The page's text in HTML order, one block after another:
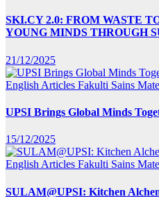
SKI.CY 2.0: FROM WASTE
YOUNG MINDS THROUGH
21/12/2025
English Articles Fakulti Sains
UPSI Brings Global Minds
15/12/2025
English Articles Fakulti Sains
SULAM@UPSI: Kitchen